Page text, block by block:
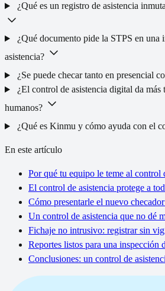
¿Qué es un registro de asistencia
¿Qué documento pide la STPS en una
asistencia?
¿Se puede checar tanto en presencial
¿El control de asistencia digital da más
humanos?
¿Qué es Kinmu y cómo ayuda con el
En este artículo
Por qué tu equipo le teme al control
El control de asistencia protege a
Cómo presentarle el nuevo
Un control de asistencia que no dé
Fichaje no intrusivo: registrar sin
Reportes listos para una inspección
Conclusiones: un control de